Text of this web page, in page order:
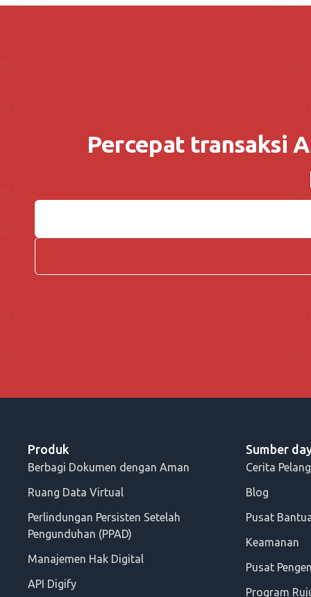
Percepat transaksi
Produk
Berbagi Dokumen dengan Aman
Ruang Data Virtual
Perlindungan Persisten Setelah
Pengunduhan (PPAD)
Manajemen Hak Digital
API Digify
Sumber
Cerita
Blog
Pusat
Keamanan
Pusat
Program